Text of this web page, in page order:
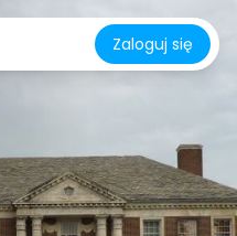
Zaloguj się